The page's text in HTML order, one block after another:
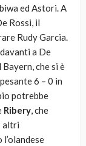
ed Astori. A
Rossi, il
Rudy Garcia.
a De
che si è
6 – 0 in
potrebbe
Ribery, che
altri